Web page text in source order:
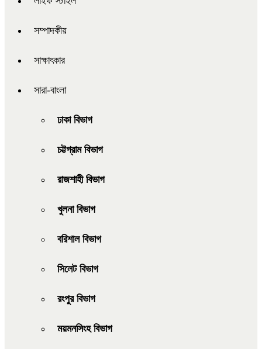
সম্পাদকীয়
সাক্ষাৎকার
সারা-বাংলা
ঢাকা বিভাগ
চট্টগ্রাম বিভাগ
রাজশাহী বিভাগ
খুলনা বিভাগ
বরিশাল বিভাগ
সিলেট বিভাগ
রংপুর বিভাগ
ময়মনসিংহ বিভাগ